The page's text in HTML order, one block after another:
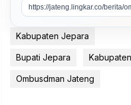
Kabupaten Jepara
Bupati Jepara
Ombusdman Jateng